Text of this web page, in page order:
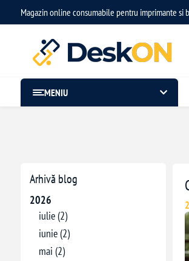
Magazin online consumabile pentru imprimante si
MENIU
Arhivă blog
2026
iulie (2)
iunie (2)
mai (2)